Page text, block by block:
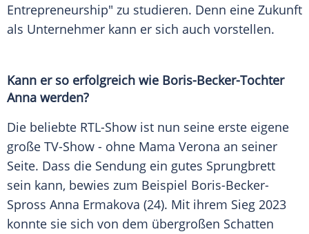
Entrepreneurship" zu studieren. Denn eine Zukunft
als Unternehmer kann er sich auch vorstellen.
Kann er so erfolgreich wie Boris-Becker-Tochter
Anna werden?
Die beliebte RTL-Show ist nun seine erste eigene
große TV-Show - ohne Mama Verona an seiner
Seite. Dass die Sendung ein gutes Sprungbrett
sein kann, bewies zum Beispiel Boris-Becker-
Spross Anna Ermakova (24). Mit ihrem Sieg 2023
konnte sie sich von dem übergroßen Schatten